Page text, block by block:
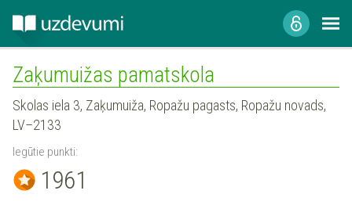
Zaķumuižas pamatskola
Skolas iela 3, Zaķumuiža, Ropažu pagasts, Ropažu novads,
LV–2133
Iegūtie punkti:
1961